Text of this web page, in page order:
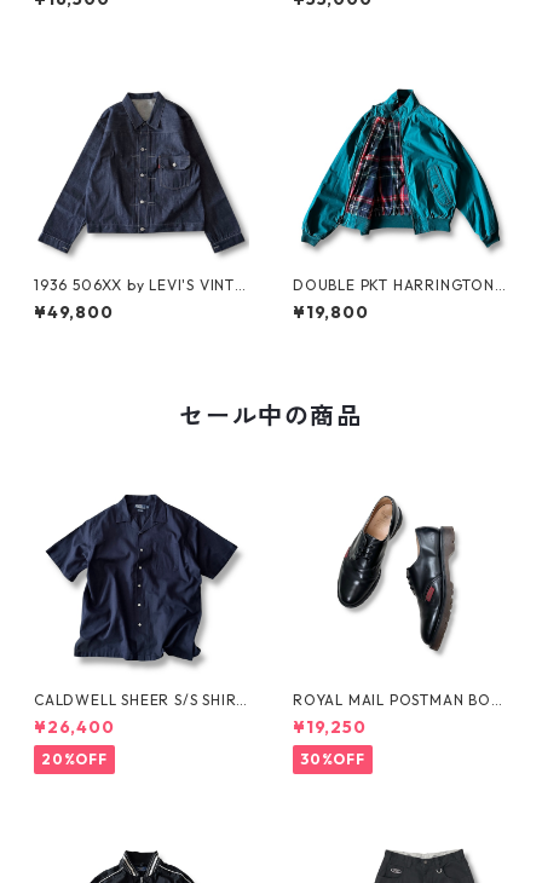
1936 506XX by LEVI'S VINTA
GE GLOTHING NO-WASH
¥49,800
DOUBLE PKT HARRINGTON J
KT by LANDS'END
¥19,800
セール中の商品
CALDWELL SHEER S/S SHIRT
by Polo Ralph Lauren
¥26,400
20%OFF
ROYAL MAIL POSTMAN BOO
TS by Dr.MARTENS
¥19,250
30%OFF